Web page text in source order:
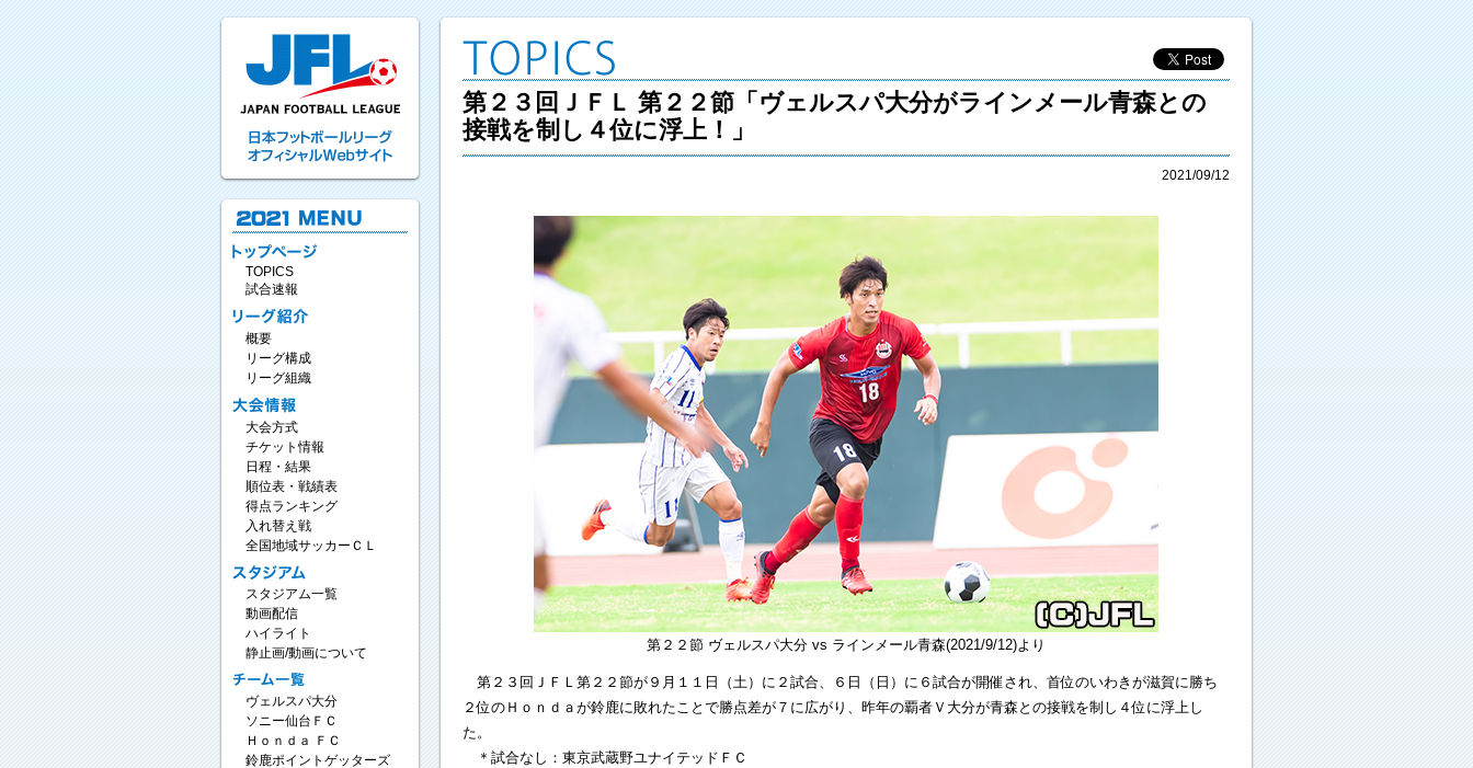
第２３回ＪＦＬ 第２２節「ヴェルスパ大分がラインメール青森との
接戦を制し４位に浮上！」
2021/09/12
第２２節 ヴェルスパ大分 vs ラインメール青森(2021/9/12)より
第２３回ＪＦＬ第２２節が９月１１日（土）に２試合、６日（日）に６試合が開催され、首位のいわきが滋賀に勝ち
２位のＨｏｎｄａが鈴鹿に敗れたことで勝点差が７に広がり、昨年の覇者Ｖ大分が青森との接戦を制し４位に浮上し
た。
＊試合なし：東京武蔵野ユナイテッドＦＣ
TOPICS
試合速報
概要
リーグ構成
リーグ組織
大会方式
チケット情報
日程・結果
順位表・戦績表
得点ランキング
入れ替え戦
全国地域サッカーＣＬ
スタジアム一覧
動画配信
ハイライト
静止画/動画について
ヴェルスパ大分
ソニー仙台ＦＣ
Ｈｏｎｄａ ＦＣ
鈴鹿ポイントゲッターズ